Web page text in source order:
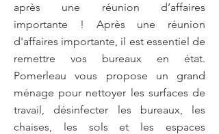
après une réunion d’affaires
importante ! Après une réunion
d'affaires importante, il est essentiel de
remettre vos bureaux en état.
Pomerleau vous propose un grand
ménage pour nettoyer les surfaces de
travail, désinfecter les bureaux, les
chaises, les sols et les espaces